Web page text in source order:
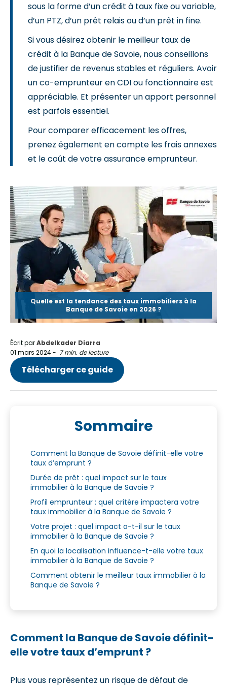
sous la forme d’un crédit à taux fixe ou variable,
d’un PTZ, d’un prêt relais ou d’un prêt in fine.
Si vous désirez obtenir le meilleur taux de
crédit à la Banque de Savoie, nous conseillons
de justifier de revenus stables et réguliers. Avoir
un co-emprunteur en CDI ou fonctionnaire est
appréciable. Et présenter un apport personnel
est parfois essentiel.
Pour comparer efficacement les offres,
prenez également en compte les frais annexes
et le coût de votre assurance emprunteur.
Quelle est la tendance des taux immobiliers à la
Banque de Savoie en 2026 ?
Écrit parAbdelkader Diarra
01 mars 2024- 7 min. de lecture
Télécharger ce guide
Sommaire
Comment la Banque de Savoie définit-elle votre
taux d’emprunt ?
Durée de prêt : quel impact sur le taux
immobilier à la Banque de Savoie ?
Profil emprunteur : quel critère impactera votre
taux immobilier à la Banque de Savoie ?
Votre projet : quel impact a-t-il sur le taux
immobilier à la Banque de Savoie ?
En quoi la localisation influence-t-elle votre taux
immobilier à la Banque de Savoie ?
Comment obtenir le meilleur taux immobilier à la
Banque de Savoie ?
Comment la Banque de Savoie définit-
elle votre taux d’emprunt ?
Plus vous représentez un risque de défaut de